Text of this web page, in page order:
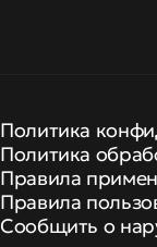
Политика
Политика
Правила
Правила
Сообщить о